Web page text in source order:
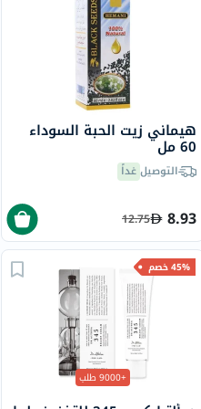
هيماني زيت الحبة السوداء
60 مل
التوصيلغداً
8.93
12.75
45% خصم
+9000 طلب